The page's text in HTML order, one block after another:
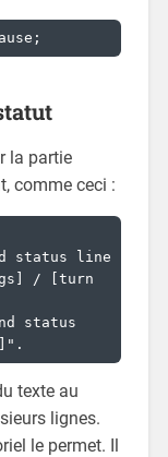
la partie
comme ceci :
/ [turn
texte au
lignes.
le permet. Il